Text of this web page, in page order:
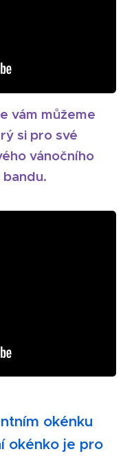
vám můžeme
si pro své
vánočního
okénku
okénko je pro